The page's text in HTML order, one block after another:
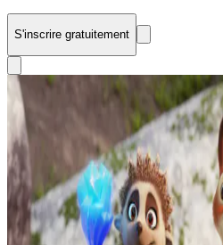
S'inscrire gratuitement